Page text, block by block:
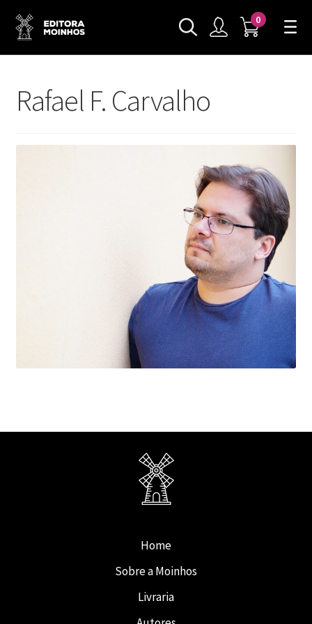
0
Rafael F. Carvalho
Home
Sobre a Moinhos
Livraria